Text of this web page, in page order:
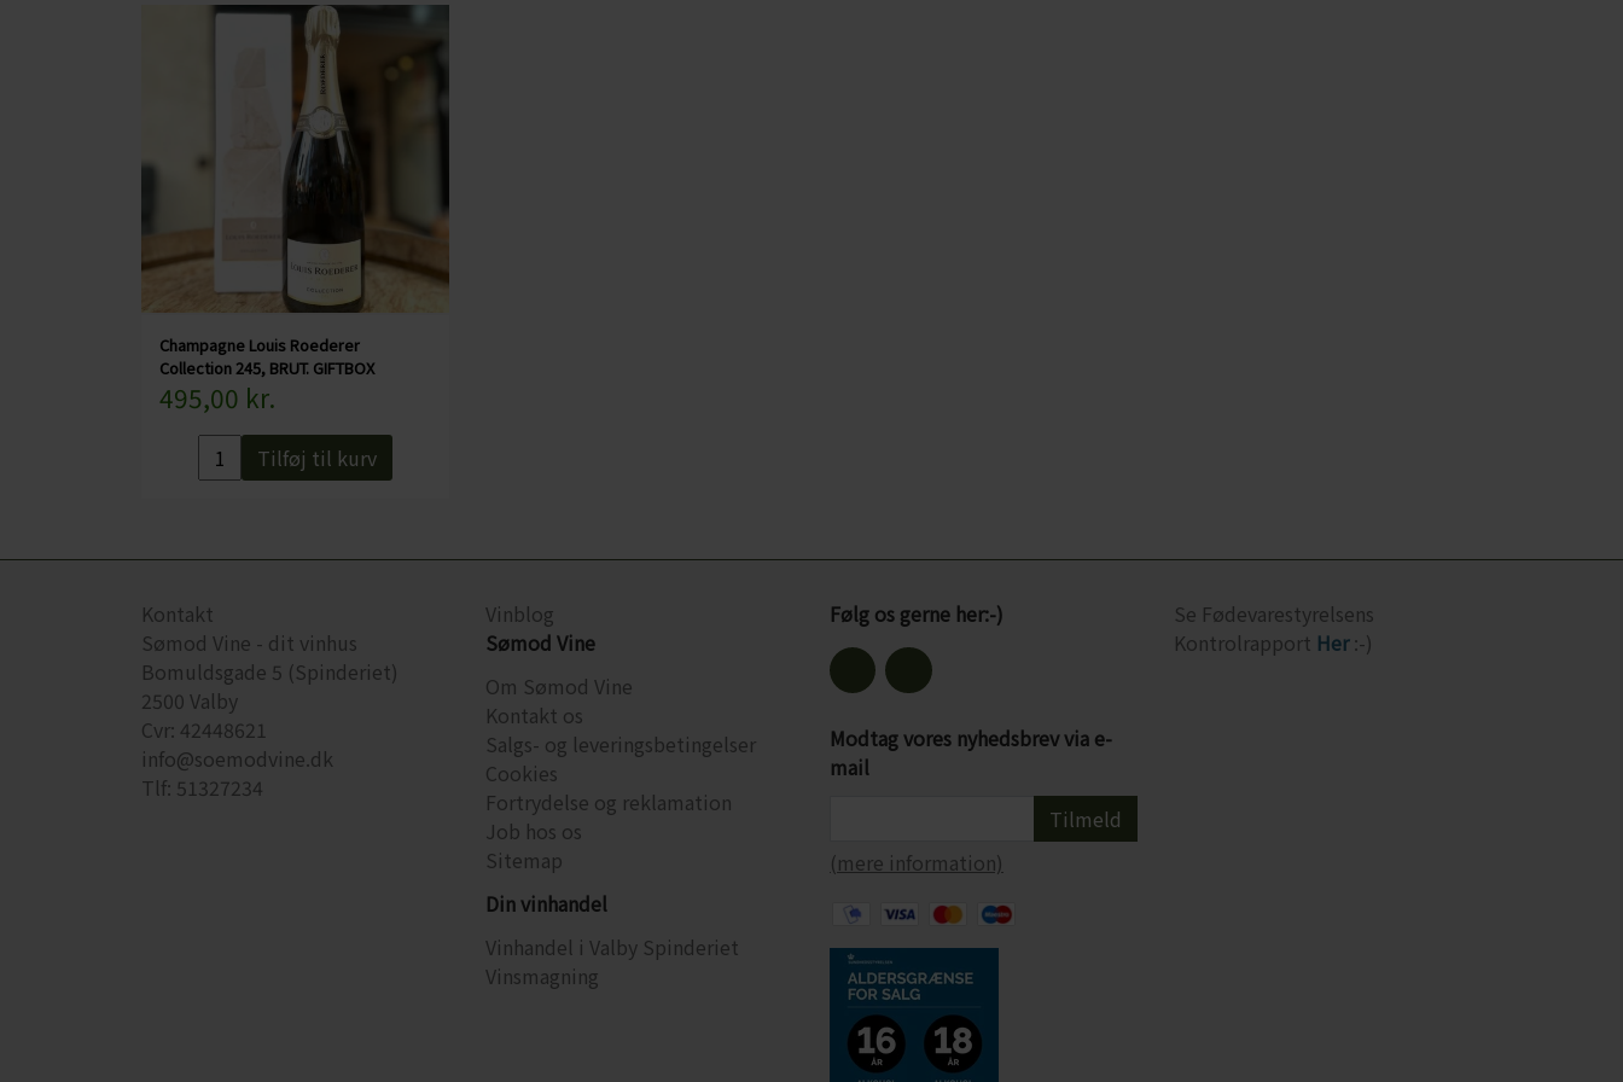
Champagne Louis Roederer
Collection 245, BRUT. GIFTBOX
495,00 kr.
Tilføj til kurv
Kontakt
Sømod Vine - dit vinhus
Bomuldsgade 5 (Spinderiet)
2500 Valby
Cvr: 42448621
info@soemodvine.dk
Tlf: 51327234
Vinblog
Sømod Vine
Om Sømod Vine
Kontakt os
Salgs- og leveringsbetingelser
Cookies
Fortrydelse og reklamation
Job hos os
Sitemap
Din vinhandel
Vinhandel i Valby Spinderiet
Vinsmagning
Følg os gerne her:-)
Modtag vores nyhedsbrev via e-
mail
Tilmeld
(mere information)
Se Fødevarestyrelsens
Kontrolrapport Her:-)